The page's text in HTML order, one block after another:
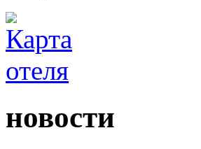
новости